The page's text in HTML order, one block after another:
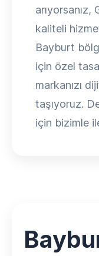
kaliteli
Bayburt
için özel
markanızı
taşıyoruz.
için bizimle